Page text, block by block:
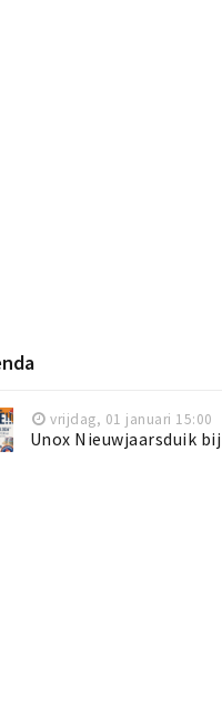
vrijdag, 01 januari 15:00
Unox Nieuwjaarsduik